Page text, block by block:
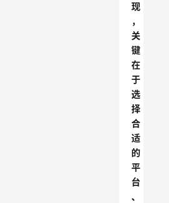
现
，
关
键
在
于
选
择
合
适
的
平
台
、